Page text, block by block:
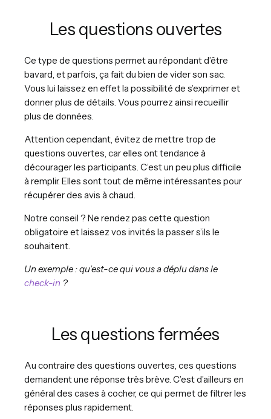
Les questions ouvertes
Ce type de questions permet au répondant d’être
bavard, et parfois, ça fait du bien de vider son sac.
Vous lui laissez en effet la possibilité de s’exprimer et
donner plus de détails. Vous pourrez ainsi recueillir
plus de données.
Attention cependant, évitez de mettre trop de
questions ouvertes, car elles ont tendance à
décourager les participants. C’est un peu plus difficile
à remplir. Elles sont tout de même intéressantes pour
récupérer des avis à chaud.
Notre conseil ? Ne rendez pas cette question
obligatoire et laissez vos invités la passer s’ils le
souhaitent.
Un exemple : qu’est-ce qui vous a déplu dans le
check-in ?
Les questions fermées
Au contraire des questions ouvertes, ces questions
demandent une réponse très brève. C’est d’ailleurs en
général des cases à cocher, ce qui permet de filtrer les
réponses plus rapidement.